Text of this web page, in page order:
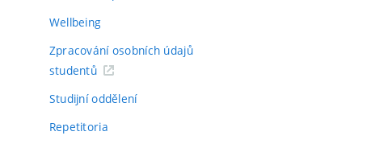
Wellbeing
Zpracování osobních údajů
studentů
Studijní oddělení
Repetitoria